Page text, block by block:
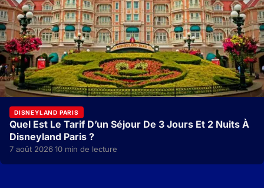
DISNEYLAND PARIS
Quel Est Le Tarif D’un Séjour De 3 Jours Et 2 Nuits À
Disneyland Paris ?
7 août 2026·10 min de lecture